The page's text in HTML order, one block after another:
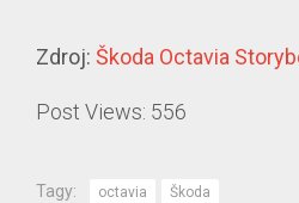
Zdroj: Škoda Octavia
Post Views: 556
Tagy: octavia Škoda